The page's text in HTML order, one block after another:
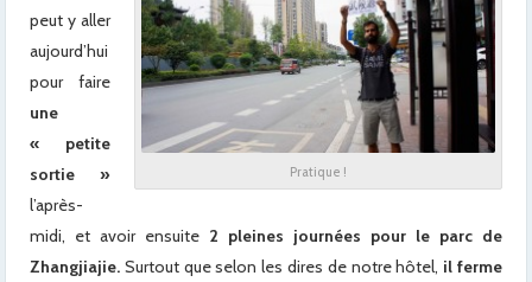
Pratique !
peut y aller
aujourd’hui
pour faire
une
« petite
sortie »
l’après-
midi, et avoir ensuite 2 pleines journées pour le parc de
Zhangjiajie. Surtout que selon les dires de notre hôtel, il ferme